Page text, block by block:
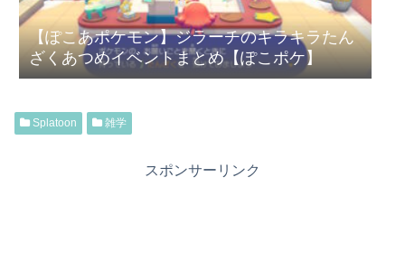
【ぽこあポケモン】ジラーチのキラキラたん
ざくあつめイベントまとめ【ぽこポケ】
Splatoon 雑学
スポンサーリンク